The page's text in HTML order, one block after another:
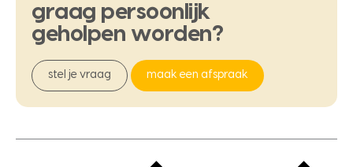
graag persoonlijk
geholpen worden?
stel je vraag maak een afspraak